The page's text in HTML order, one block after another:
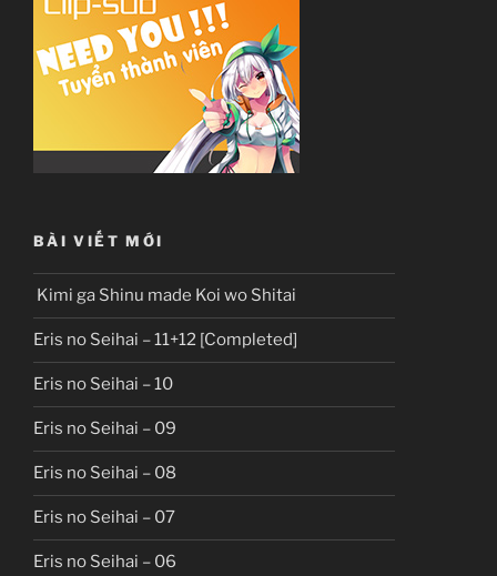
BÀI VIẾT MỚI
Kimi ga Shinu made Koi wo Shitai
Eris no Seihai – 11+12 [Completed]
Eris no Seihai – 10
Eris no Seihai – 09
Eris no Seihai – 08
Eris no Seihai – 07
Eris no Seihai – 06